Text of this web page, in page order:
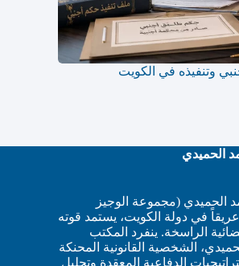
وتنفيذه في الكويت
الحميدي
الحميدي (مجموعة الوجيز
في دولة الكويت، يستمد قوته
الراسخة. ينفرد المكتب
الشخصية القانونية المحنكة
الدفاعية المعقدة وتحليل